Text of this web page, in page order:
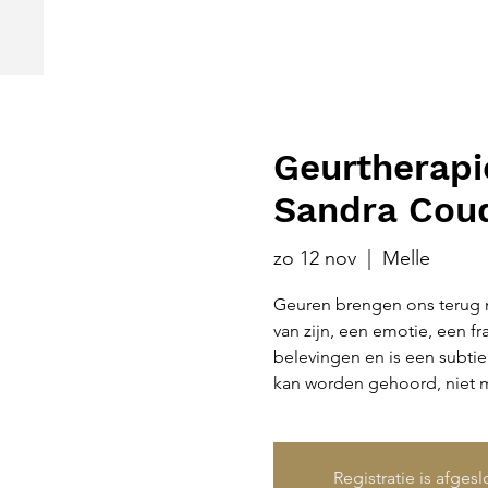
Sandra
zo 12 nov
  |
Melle
Geuren brengen ons terug
van zijn, een emotie, een
belevingen en is een
Registratie is